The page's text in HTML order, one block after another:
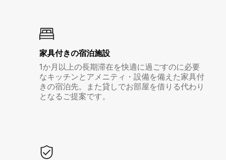
家具付き⁠の宿⁠泊⁠施⁠設
1か月以上の長期滞在を快適に過ごすのに必要
なキッチンとアメニティ・設備を備えた家具付
きの宿泊先。また貸しでお部屋を借りる代わり
となるご提案です。